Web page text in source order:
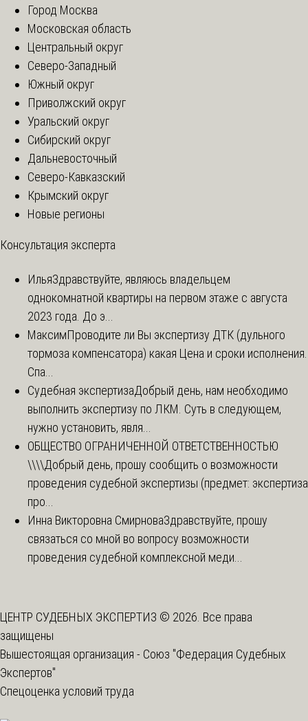
Город Москва
Московская область
Центральный округ
Северо-Западный
Южный округ
Приволжский округ
Уральский округ
Сибирский округ
Дальневосточный
Северо-Кавказский
Крымский округ
Новые регионы
Консультация эксперта
ИльяЗдравствуйте, являюсь владельцем
однокомнатной квартиры на первом этаже с августа
2023 года. До э...
МаксимПроводите ли Вы экспертизу ДТК (дульного
тормоза компенсатора) какая Цена и сроки исполнения.
Спа...
Судебная экспертизаДобрый день, нам необходимо
выполнить экспертизу по ЛКМ. Суть в следующем,
нужно установить, явля...
ОБЩЕСТВО ОГРАНИЧЕННОЙ ОТВЕТСТВЕННОСТЬЮ
\\\\Добрый день, прошу сообщить о возможности
проведения судебной экспертизы (предмет: экспертиза
про...
Инна Викторовна СмирноваЗдравствуйте, прошу
связаться со мной во вопросу возможности
проведения судебной комплексной меди...
ЦЕНТР СУДЕБНЫХ ЭКСПЕРТИЗ © 2026. Все права
защищены
Вышестоящая организация - Союз "Федерация Судебных
Экспертов"
Спецоценка условий труда